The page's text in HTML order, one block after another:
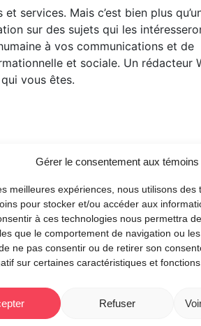
Gérer le consentement aux témoins
meilleures expériences, nous utilisons des
pour stocker et/ou accéder aux
à ces technologies nous permettra
que le comportement de navigation ou
ne pas consentir ou de retirer son
sur certaines caractéristiques et fonctions.
Refuser
services. Mais c’est bien plus
sur des sujets qui les
à vos communications et de
et sociale. Un rédacteur
vous êtes.
que le but, c’est d’inciter les
vous. De plus, le rédacteur Web
aux mots clés utilisés dans ses
les résultats de recherche des